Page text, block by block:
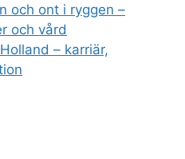
och ont i ryggen –
och vård
– karriär,